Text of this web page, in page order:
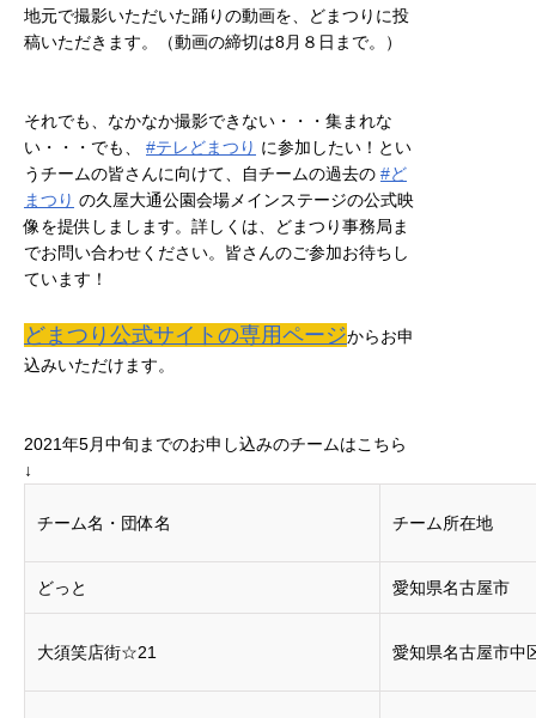
地元で撮影いただいた踊りの動画を、どまつりに投
稿いただきます。（動画の締切は8月８日まで。）
それでも、なかなか撮影できない・・・集まれな
い・・・でも、 #テレどまつり に参加したい！とい
うチームの皆さんに向けて、自チームの過去の #ど
まつり の久屋大通公園会場メインステージの公式映
像を提供しまします。詳しくは、どまつり事務局ま
でお問い合わせください。皆さんのご参加お待ちし
ています！
どまつり公式サイトの専用ページからお申
込みいただけます。
2021年5月中旬までのお申し込みのチームはこちら
↓
チーム名・団体名 チーム所在地
どっと 愛知県名古屋市
大須笑店街☆21 愛知県名古屋市中